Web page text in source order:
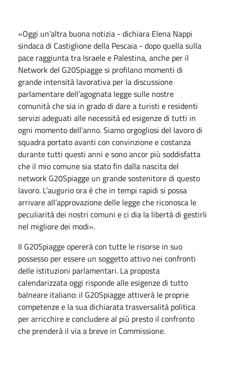
«Oggi un’altra buona notizia - dichiara Elena Nappi
sindaca di Castiglione della Pescaia - dopo quella sulla
pace raggiunta tra Israele e Palestina, anche per il
Network del G20Spiagge si profilano momenti di
grande intensità lavorativa per la discussione
parlamentare dell’agognata legge sulle nostre
comunità che sia in grado di dare a turisti e residenti
servizi adeguati alle necessità ed esigenze di tutti in
ogni momento dell’anno. Siamo orgogliosi del lavoro di
squadra portato avanti con convinzione e costanza
durante tutti questi anni e sono ancor più soddisfatta
che il mio comune sia stato fin dalla nascita del
network G20Spiagge un grande sostenitore di questo
lavoro. L’augurio ora è che in tempi rapidi si possa
arrivare all’approvazione delle legge che riconosca le
peculiarità dei nostri comuni e ci dia la libertà di gestirli
nel migliore dei modi».
Il G20Spiagge opererà con tutte le risorse in suo
possesso per essere un soggetto attivo nei confronti
delle istituzioni parlamentari. La proposta
calendarizzata oggi risponde alle esigenze di tutto
balneare italiano: il G20Spiagge attiverà le proprie
competenze e la sua dichiarata trasversalità politica
per arricchire e concludere al più presto il confronto
che prenderà il via a breve in Commissione.